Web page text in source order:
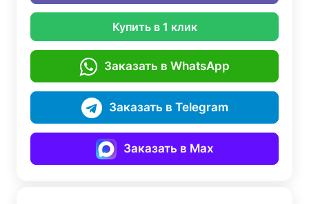
Купить в 1 клик
Заказать в WhatsApp
Заказать в Telegram
Заказать в Max